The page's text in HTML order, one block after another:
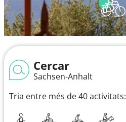
Cercar
Sachsen-Anhalt
Tria entre més de 40 activitats: